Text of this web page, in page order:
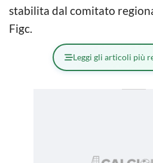
stabilita dal comitato
Figc.
Leggi gli articoli più